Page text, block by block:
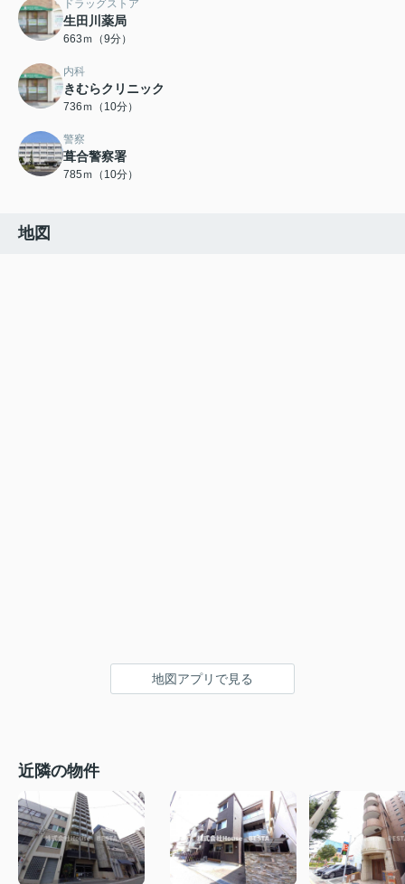
ドラッグストア
生田川薬局
663ｍ（9分）
内科
きむらクリニック
736ｍ（10分）
警察
葺合警察署
785ｍ（10分）
地図
地図アプリで見る
近隣の物件